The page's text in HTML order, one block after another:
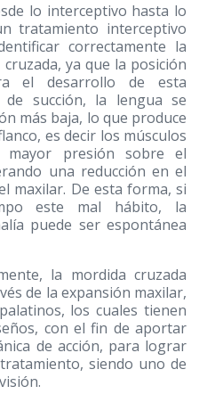
lo interceptivo hasta lo
tratamiento interceptivo
correctamente la
ya que la posición
el desarrollo de esta
succión, la lengua se
más baja, lo que produce
es decir los músculos
mayor presión sobre el
una reducción en el
maxilar. De esta forma, si
este mal hábito, la
puede ser espontánea
la mordida cruzada
de la expansión maxilar,
los cuales tienen
con el fin de aportar
de acción, para lograr
siendo uno de